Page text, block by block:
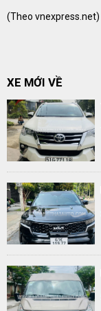
(Theo vnexpress.net)
XE MỚI VỀ